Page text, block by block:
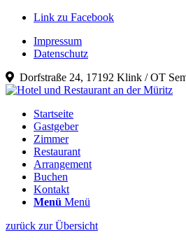
Link zu Facebook
Impressum
Datenschutz
Dorfstraße 24, 17192 Klink / OT
Startseite
Gastgeber
Zimmer
Restaurant
Arrangement
Buchen
Kontakt
Menü Menü
zurück zur Übersicht